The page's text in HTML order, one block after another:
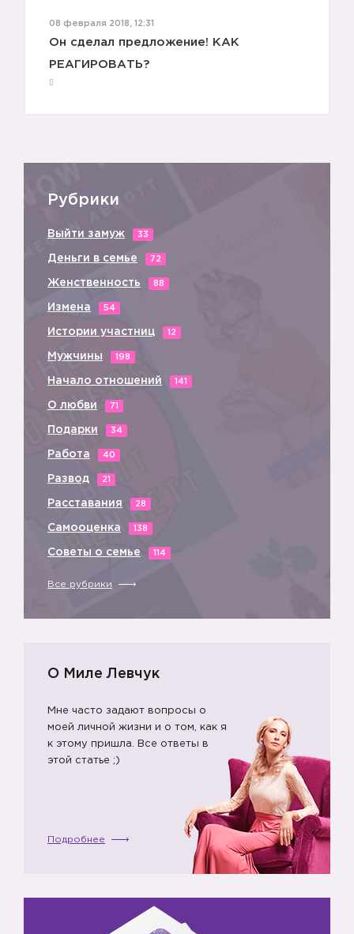
08 февраля 2018, 12:31
Он сделал предложение! КАК
РЕАГИРОВАТЬ?
Рубрики
Выйти замуж 33
Деньги в семье 72
Женственность 88
Измена 54
Истории участниц 12
Мужчины 198
Начало отношений 141
О любви 71
Подарки 34
Работа 40
Развод 21
Расставания 28
Самооценка 138
Советы о семье 114
Все рубрики
О Миле Левчук
Мне часто задают вопросы о
моей личной жизни и о том, как я
к этому пришла. Все ответы в
этой статье ;)
Подробнее